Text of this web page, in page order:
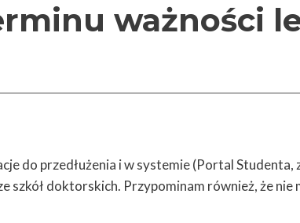
ważności
do przedłużenia i w systemie (Portal Studenta,
doktorskich. Przypominam również, że nie